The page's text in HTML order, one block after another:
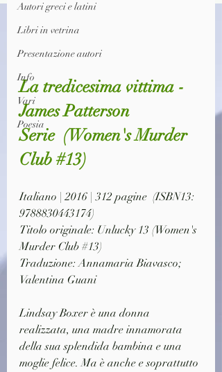
Autori greci e latini
Libri in vetrina
Presentazione autori
Info
Vari
Poesia
La tredicesima vittima -
James Patterson
Serie (Women's Murder
Club #13)
Italiano | 2016 | 312 pagine  (ISBN13:
9788830443174)
Titolo originale: Unlucky 13 (Women's
Murder Club #13)
Traduzione: Annamaria Biavasco;
Valentina Guani
Lindsay Boxer è una donna
realizzata, una madre innamorata
della sua splendida bambina e una
moglie felice. Ma è anche e soprattutto